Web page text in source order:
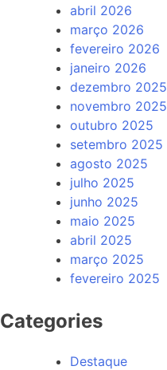
abril 2026
março 2026
fevereiro 2026
janeiro 2026
dezembro 2025
novembro 2025
outubro 2025
setembro 2025
agosto 2025
julho 2025
junho 2025
maio 2025
abril 2025
março 2025
fevereiro 2025
Categories
Destaque